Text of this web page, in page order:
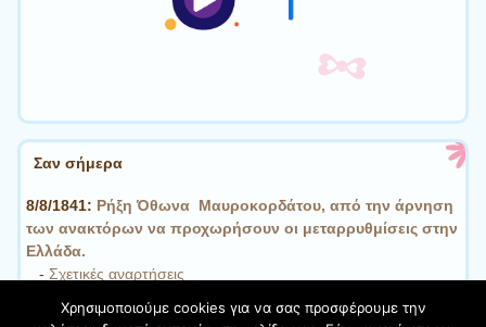
Σαν σήμερα
8/8/1841: Ρήξη Όθωνα  Μαυροκορδάτου, από την άρνηση
των ανακτόρων να προχωρήσουν οι μεταρρυθμίσεις στην
Ελλάδα.
- Σχετικές αναρτήσεις
Χρησιμοποιούμε cookies για να σας προσφέρουμε την